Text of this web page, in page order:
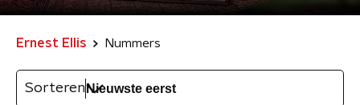
Ernest Ellis Nummers
Sorteren